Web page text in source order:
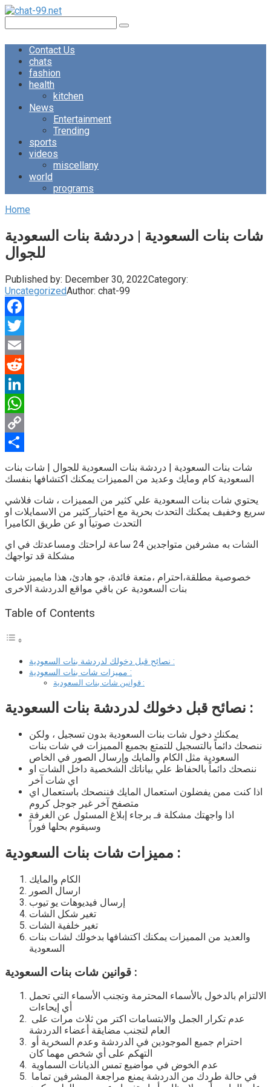
Skip
content
Contact Us
chats
fashion
health
kitchen
News
Entertainment
Trending
sports
videos
miscellany
world
programs
Home
شات بنات السعودية | دردشة بنات السعودية
للجوال
Published by: December 30, 2022Category:
UncategorizedAuthor: chat-99
Facebook
Twitter
Email
Reddit
LinkedIn
WhatsApp
Copy
Link
Share
شات بنات السعودية | دردشة بنات السعودية للجوال | شات بنات
السعودية كام ومايك وعديد من المميزات يمكنك اكتشافها بنفسك
يحتوي شات بنات السعودية علي كثير من المميزات ، شات فلاشي
سريع وخفيف يمكنك التحدث بحرية مع اختيار كثير من الاسمايلات او
التحدث صوتياً او عن طريق الكاميرا
الشات به مشرفين متواجدين 24 ساعة لراحتك ومساعدتك في اي
مشكلة قد تواجهك
خصوصية مطلقة،احترام ،متعة فائدة، جو هادئ، هذا مايميز شات
بنات السعودية عن باقي مواقع الدردشة الاخرى
Table of Contents
نصائح قبل دخولك لدردشة بنات السعودية :
مميزات شات بنات السعودية :
قوانين شات بنات السعودية :
نصائح قبل دخولك لدردشة بنات السعودية :
يمكنك دخول شات بنات السعودية بدون تسجيل ، ولكن
ننصحك دائماً بالتسجيل للتمتع بجميع المميزات في شات بنات
السعودية مثل الكام والمايك وإرسال الصور في الخاص
ننصحك دائماً بالحفاظ علي بياناتك الشخصية داخل الشات او
اي شات آخر
اذا كنت ممن يفضلون استعمال المايك فننصحك باستعمال اي
متصفح آخر غير جوجل كروم
اذا واجهتك مشكلة فـ برجاء إبلاغ المسئول عن الغرفة
وسيقوم بحلها فوراً
مميزات شات بنات السعودية :
الكام والمايك
ارسال الصور
إرسال فيديوهات يو تيوب
تغير شكل الشات
تغير خلفية الشات
والعديد من المميزات يمكنك اكتشافها بدخولك لشات بنات
السعودية
قوانين شات بنات السعودية :
الالتزام بالدخول بالأسماء المحترمة وتجنب الأسماء التي تحمل
أي إيحاءات
العام لتجنب مضايقة أعضاء الدردشة
التهكم على أي شخص مهما كان
عدم الخوض في مواضيع تمس الديانات السماوية